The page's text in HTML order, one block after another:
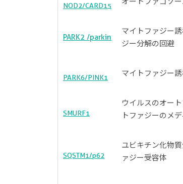
NOD2/CARD15
PARK2 /parkin
マイトファジー
ジー分解の回避
PARK6/PINK1 マイトファジー
SMURF1
ウイルスのオー
トファジーのメ
SQSTM1/p62
ユビキチン化物
ァジー受容体